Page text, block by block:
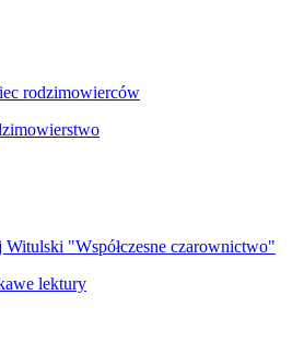
rodzimowierców
Witulski "Współczesne czarownictwo"
lektury